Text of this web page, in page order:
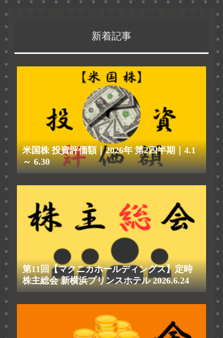
新着記事
米国株 投資評価額｜2026年 第2四半期｜4.1
～ 6.30
第11回【マクニカホールディングス】定時
株主総会 新横浜プリンスホテル 2026.6.24